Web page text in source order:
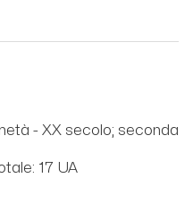
- XX secolo; seconda
17 UA